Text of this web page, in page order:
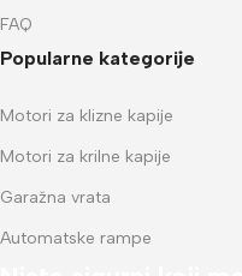
FAQ
Popularne kategorije
Motori za klizne kapije
Motori za krilne kapije
Garažna vrata
Automatske rampe